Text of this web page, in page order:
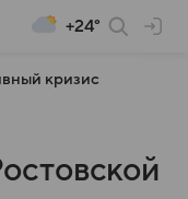
+24°
кризис